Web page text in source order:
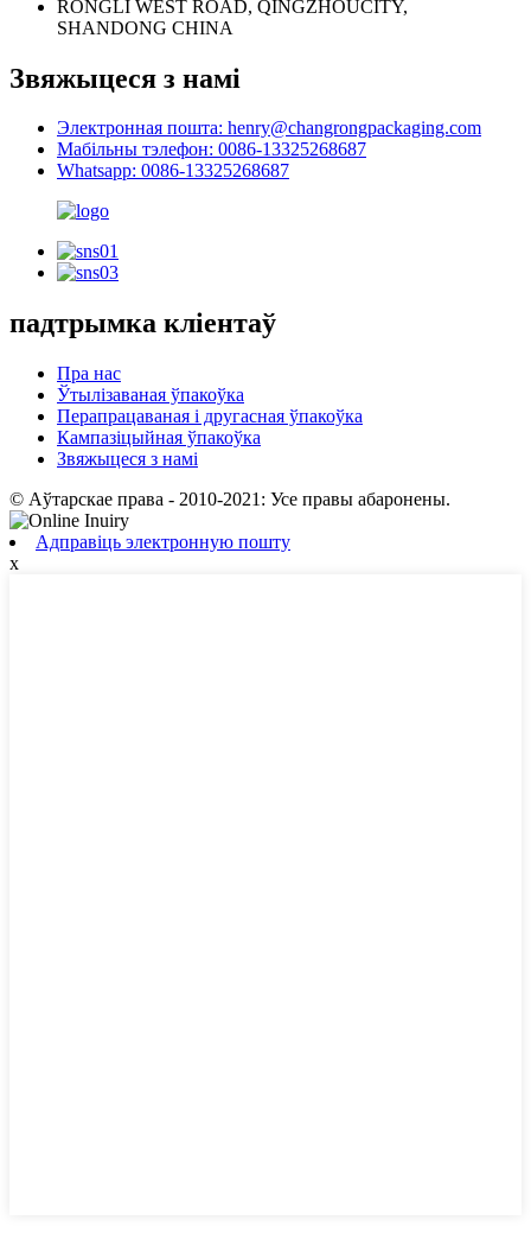
RONGLI WEST ROAD, QINGZHOUCITY,
SHANDONG CHINA
Звяжыцеся з намі
Электронная пошта: henry@changrongpackaging.com
Мабільны тэлефон: 0086-13325268687
Whatsapp: 0086-13325268687
падтрымка кліентаў
Пра нас
Ўтылізаваная ўпакоўка
Перапрацаваная і другасная ўпакоўка
Кампазіцыйная ўпакоўка
Звяжыцеся з намі
© Аўтарскае права - 2010-2021: Усе правы абаронены.
Адправіць электронную пошту
x